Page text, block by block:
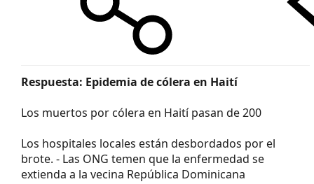
Respuesta: Epidemia de cólera en Haití
Los muertos por cólera en Haití pasan de 200
Los hospitales locales están desbordados por el
brote. - Las ONG temen que la enfermedad se
extienda a la vecina República Dominicana